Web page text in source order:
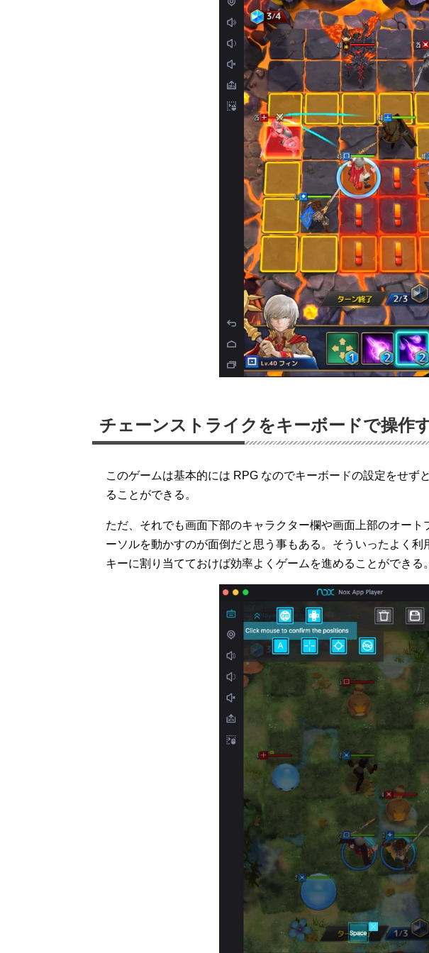
チェーンストライクをキーボードで操作
このゲームは基本的には RPG なのでキーボードの設定をせず
ることができる。
ただ、それでも画面下部のキャラクター欄や画面上部のオート
ーソルを動かすのが面倒だと思う事もある。そういったよく
キーに割り当てておけば効率よくゲームを進めることができる。